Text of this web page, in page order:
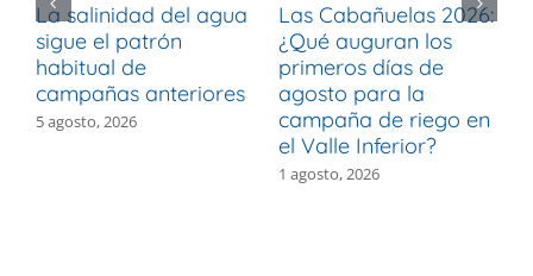
La salinidad del agua
sigue el patrón
habitual de
campañas anteriores
5 agosto, 2026
Las Cabañuelas 2026:
¿Qué auguran los
primeros días de
agosto para la
campaña de riego en
el Valle Inferior?
1 agosto, 2026